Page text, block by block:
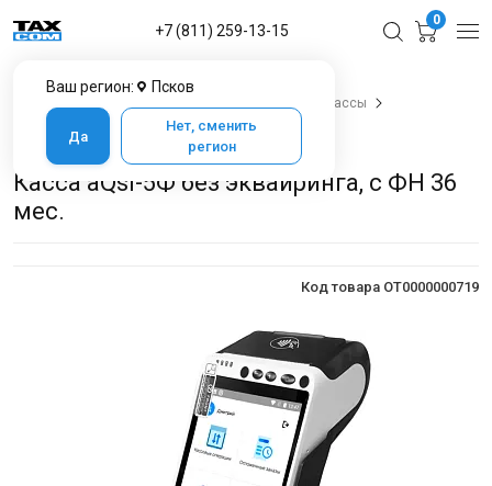
Ваш регион: Псков
Да
Нет, сменить
регион
+7 (811) 259-13-15
0
Онлайн-кассы
Онлайн-кассы aQsi
Касса aQsi-5Ф
Касса aQsi-5Ф без эквайринга, с ФН 36 мес.
Касса aQsi-5Ф без эквайринга, с ФН 36
мес.
Код товара OT0000000719